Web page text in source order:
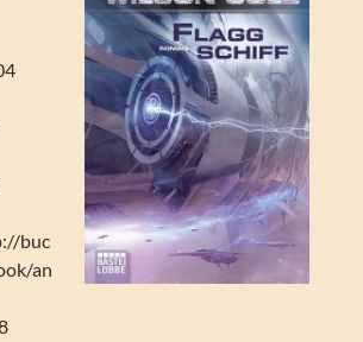
buc
an